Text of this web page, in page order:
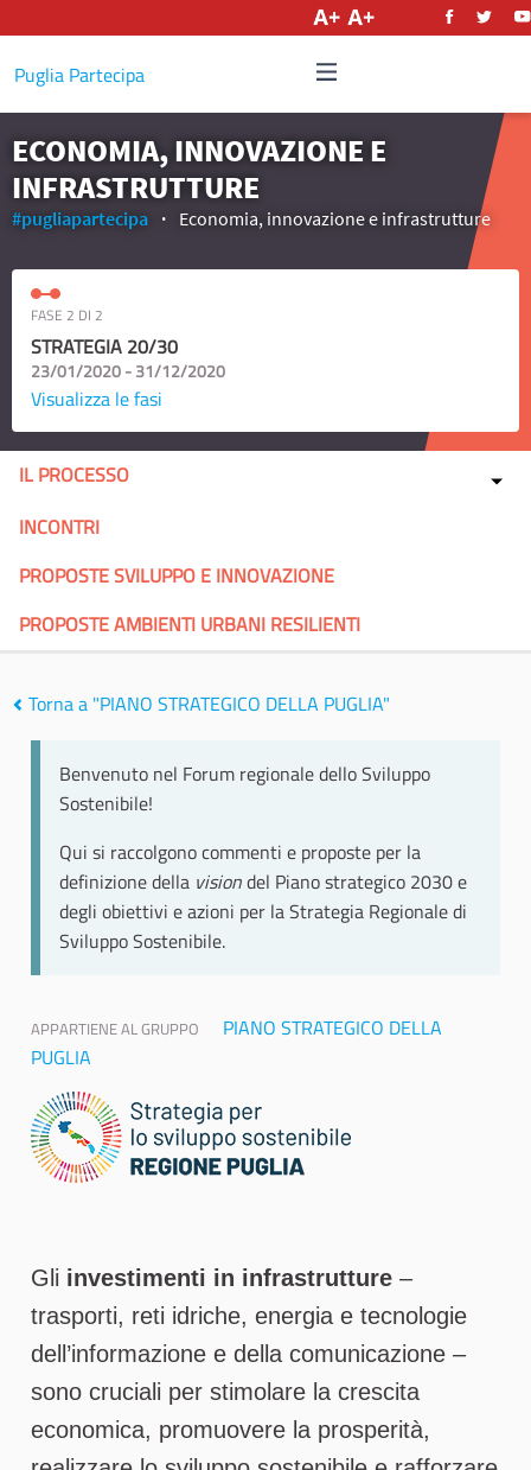
Puglia Partecipa
ECONOMIA, INNOVAZIONE E
INFRASTRUTTURE
#pugliapartecipa Economia, innovazione e infrastrutture
FASE 2 DI 2
STRATEGIA 20/30
23/01/2020 - 31/12/2020
Visualizza le fasi
IL PROCESSO
INCONTRI
PROPOSTE SVILUPPO E INNOVAZIONE
PROPOSTE AMBIENTI URBANI RESILIENTI
Torna a "PIANO STRATEGICO DELLA PUGLIA"
Benvenuto nel Forum regionale dello Sviluppo
Sostenibile!
Qui si raccolgono commenti e proposte per la
definizione della visiondel Piano strategico 2030 e
degli obiettivi e azioni per la Strategia Regionale di
Sviluppo Sostenibile.
APPARTIENE AL GRUPPO
PIANO STRATEGICO DELLA
PUGLIA
Gli investimenti in infrastrutture –
trasporti, reti idriche, energia e tecnologie
dell’informazione e della comunicazione –
sono cruciali per stimolare la crescita
economica, promuovere la prosperità,